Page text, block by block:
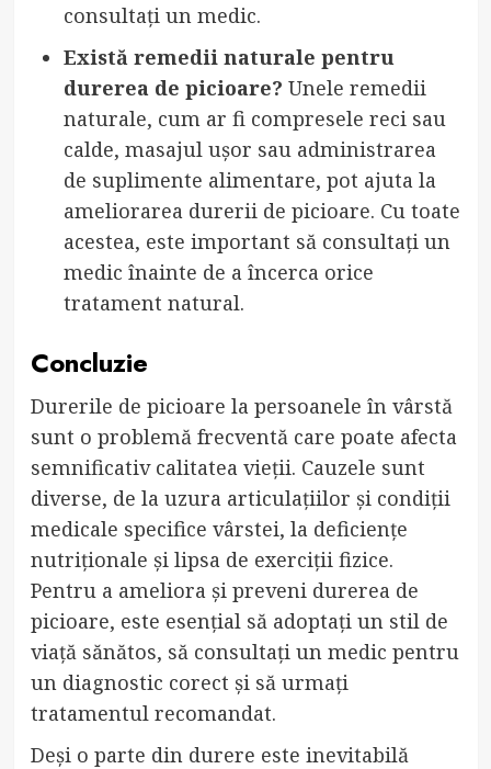
consultați un medic.
Există remedii naturale pentru
durerea de picioare? Unele remedii
naturale, cum ar fi compresele reci sau
calde, masajul ușor sau administrarea
de suplimente alimentare, pot ajuta la
ameliorarea durerii de picioare. Cu toate
acestea, este important să consultați un
medic înainte de a încerca orice
tratament natural.
Concluzie
Durerile de picioare la persoanele în vârstă
sunt o problemă frecventă care poate afecta
semnificativ calitatea vieții. Cauzele sunt
diverse, de la uzura articulațiilor și condiții
medicale specifice vârstei, la deficiențe
nutriționale și lipsa de exerciții fizice.
Pentru a ameliora și preveni durerea de
picioare, este esențial să adoptați un stil de
viață sănătos, să consultați un medic pentru
un diagnostic corect și să urmați
tratamentul recomandat.
Deși o parte din durere este inevitabilă